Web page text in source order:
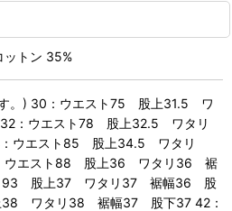
ットン 35%
。) 30：ウエスト75 股上31.5 ワ
：ウエスト78 股上32.5 ワタリ
ウエスト85 股上34.5 ワタリ
エスト88 股上36 ワタリ36 裾
93 股上37 ワタリ37 裾幅36 股
38 ワタリ38 裾幅37 股下37 42：